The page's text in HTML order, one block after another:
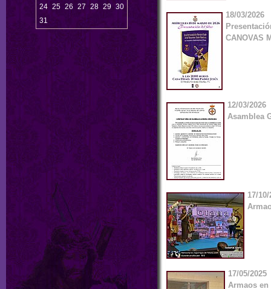
24 25 26 27 28 29 30
31
18/03/2026
CANOVAS
12/03/2026
Asamblea
17/10/
17/05/2025
Armaos en